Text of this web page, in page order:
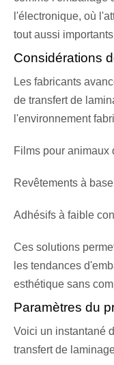
l'électronique, où
tout aussi
Considérations
Les fabricants
de transfert de
l'environnement
Films pour
Revêtements à
Adhésifs à faible
Ces solutions
les tendances
esthétique sans
Paramètres du
Voici un instantané
transfert de